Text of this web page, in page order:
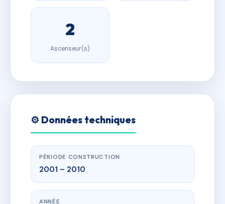
2
Ascenseur(s)
⚙️ Données techniques
PÉRIODE CONSTRUCTION
2001 – 2010
ANNÉE